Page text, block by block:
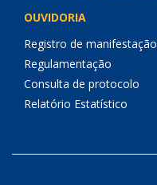
OUVIDORIA
Registro de manifestação
Regulamentação
Consulta de protocolo
Relatório Estatístico